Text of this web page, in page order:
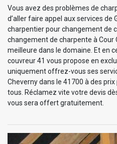
Vous avez des problèmes de
d’aller faire appel aux services de
charpentier pour changement de
changement de charpente à Cour
meilleure dans le domaine. Et en
couvreur 41 vous propose en
uniquement offrez-vous ses
Cheverny dans le 41700 à des
tous. Réclamez vite votre devis
vous sera offert gratuitement.